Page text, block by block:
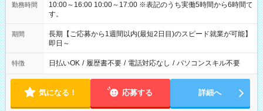
勤務時間
10:00～16:00 10:00～17:00 ※表記のうち実働5時間から6時間で
す。
期間
長期【ご応募から1週間以内(最短2日目)のスピード就業が可能】
即日～
特徴 日払いOK / 履歴書不要 / 電話対応なし / パソコンスキル不要
気になる！ 応募する 詳細へ